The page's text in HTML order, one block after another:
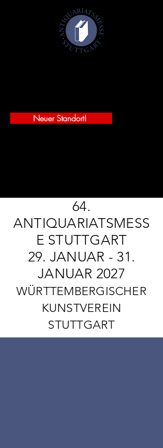
Neuer Standort!
64.
ANTIQUARIATSMESS
E STUTTGART
29. JANUAR - 31.
JANUAR 2027
WÜRTTEMBERGISCHER
KUNSTVEREIN
STUTTGART